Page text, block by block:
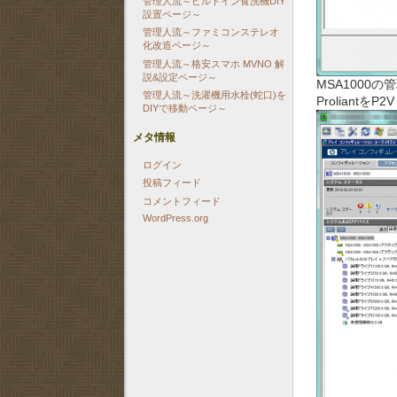
MSA1000の
Proliantを
設置ページ～
管理人流～ファミコンステレオ
化改造ページ～
管理人流～格安スマホ MVNO 解
説&設定ページ～
管理人流～洗濯機用水栓(蛇口)を
DIYで移動ページ～
メタ情報
ログイン
投稿フィード
コメントフィード
WordPress.org